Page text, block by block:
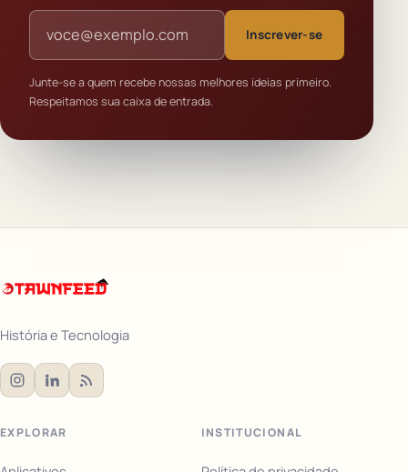
Endereço de e-mail
Inscrever-se
Junte-se a quem recebe nossas melhores ideias primeiro.
Respeitamos sua caixa de entrada.
História e Tecnologia
EXPLORAR INSTITUCIONAL